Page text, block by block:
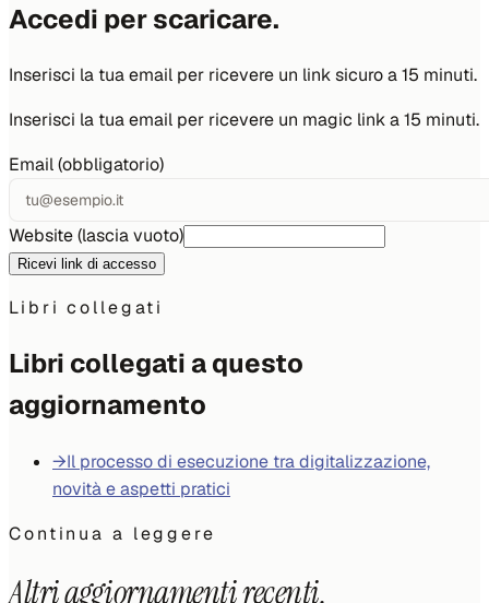
Accedi per scaricare.
Inserisci la tua email per ricevere un link sicuro a 15 minuti.
Inserisci la tua email per ricevere un magic link a 15 minuti.
Email (obbligatorio)
Website (lascia vuoto)
Ricevi link di accesso
Libri collegati
Libri collegati a questo
aggiornamento
→Il processo di esecuzione tra digitalizzazione,
novità e aspetti pratici
Continua a leggere
Altri aggiornamenti recenti.